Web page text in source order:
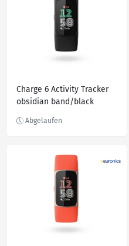
Charge 6 Activity Tracker
obsidian band/black